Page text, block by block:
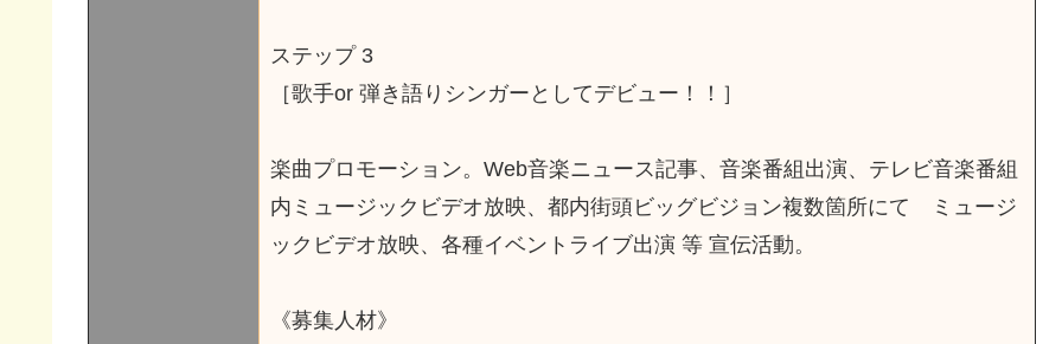
ステップ 3
［歌手or 弾き語りシンガーとしてデビュー！！］
楽曲プロモーション。Web音楽ニュース記事、音楽番組出演、テレビ音楽番組
内ミュージックビデオ放映、都内街頭ビッグビジョン複数箇所にて ミュージ
ックビデオ放映、各種イベントライブ出演 等 宣伝活動。
《募集人材》